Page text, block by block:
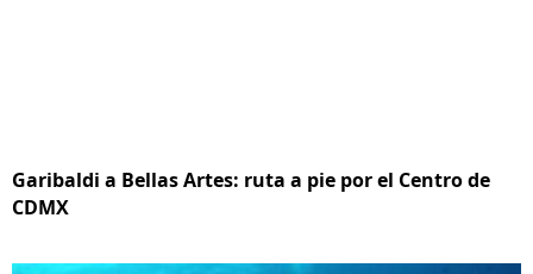
Garibaldi a Bellas Artes: ruta a pie por el Centro de
CDMX